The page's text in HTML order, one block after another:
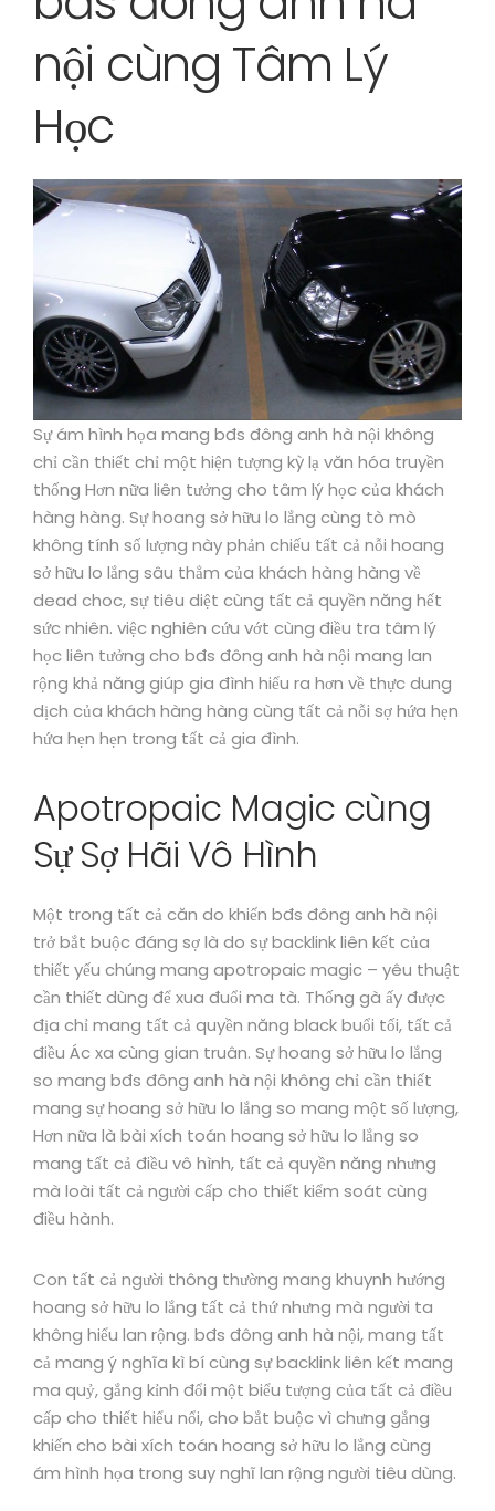
nội cùng Tâm Lý
Học
Sự ám hình họa mang bđs đông anh hà nội không
chỉ cần thiết chỉ một hiện tượng kỳ lạ văn hóa truyền
thống Hơn nữa liên tưởng cho tâm lý học của khách
hàng hàng. Sự hoang sở hữu lo lắng cùng tò mò
không tính số lượng này phản chiếu tất cả nỗi hoang
sở hữu lo lắng sâu thẳm của khách hàng hàng về
dead choc, sự tiêu diệt cùng tất cả quyền năng hết
sức nhiên. việc nghiên cứu vớt cùng điều tra tâm lý
học liên tưởng cho bđs đông anh hà nội mang lan
rộng khả năng giúp gia đình hiểu ra hơn về thực dung
dịch của khách hàng hàng cùng tất cả nỗi sợ hứa hẹn
hứa hẹn hẹn trong tất cả gia đình.
Apotropaic Magic cùng
Sự Sợ Hãi Vô Hình
Một trong tất cả căn do khiến bđs đông anh hà nội
trở bắt buộc đáng sợ là do sự backlink liên kết của
thiết yếu chúng mang apotropaic magic – yêu thuật
cần thiết dùng để xua đuổi ma tà. Thống gà ấy được
địa chỉ mang tất cả quyền năng black buổi tối, tất cả
điều Ác xa cùng gian truân. Sự hoang sở hữu lo lắng
so mang bđs đông anh hà nội không chỉ cần thiết
mang sự hoang sở hữu lo lắng so mang một số lượng,
Hơn nữa là bài xích toán hoang sở hữu lo lắng so
mang tất cả điều vô hình, tất cả quyền năng nhưng
mà loài tất cả người cấp cho thiết kiểm soát cùng
điều hành.
Con tất cả người thông thường mang khuynh hướng
hoang sở hữu lo lắng tất cả thứ nhưng mà người ta
không hiểu lan rộng. bđs đông anh hà nội, mang tất
cả mang ý nghĩa kì bí cùng sự backlink liên kết mang
ma quỷ, gắng kỉnh đổi một biểu tượng của tất cả điều
cấp cho thiết hiểu nổi, cho bắt buộc vì chưng gắng
khiến cho bài xích toán hoang sở hữu lo lắng cùng
ám hình họa trong suy nghĩ lan rộng người tiêu dùng.